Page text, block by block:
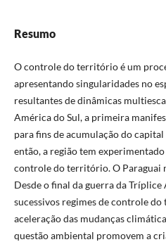
Resumo
O controle do território é um
apresentando singularidades no
resultantes de dinâmicas
América do Sul, a primeira
para fins de acumulação do
então, a região tem
controle do território. O Paraguai
Desde o final da guerra da
sucessivos regimes de controle
aceleração das mudanças
questão ambiental promovem a